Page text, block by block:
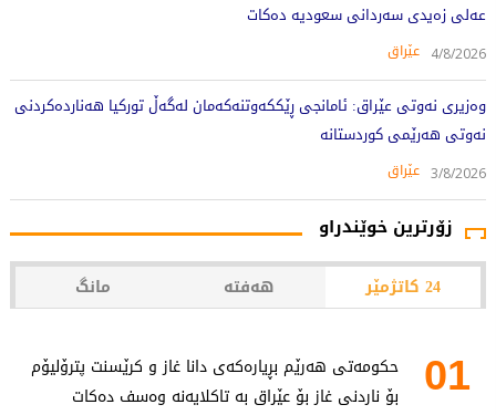
عەلی زەیدی سەردانی سعودیە دەکات
4/8/2026 عێراق
وەزیری نەوتی عێراق: ئامانجی ڕێککەوتنەکەمان لەگەڵ تورکیا هەناردەکردنی
نەوتی هەرێمی کوردستانە
3/8/2026 عێراق
زۆرترین خوێندراو
24 کاتژمێر هەفتە مانگ
01
حکومەتی هەرێم بڕیارەکەی دانا غاز و کرێسنت پترۆلیۆم
بۆ ناردنی غاز بۆ عێراق بە تاکلایەنە وەسف دەکات